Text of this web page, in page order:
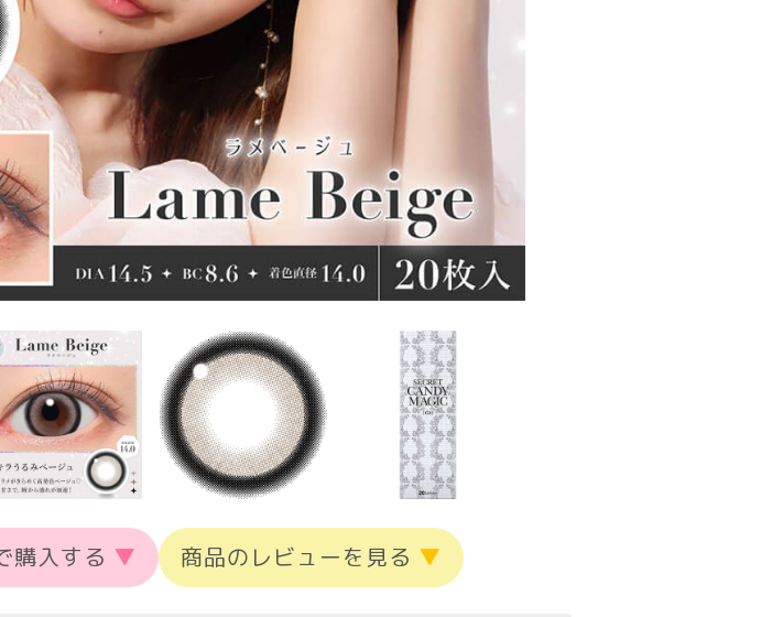
購入する ▼ 商品のレビューを見る ▼